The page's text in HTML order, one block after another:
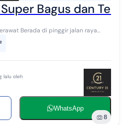
Bagus dan
jalan raya
lalu oleh
WhatsApp
8